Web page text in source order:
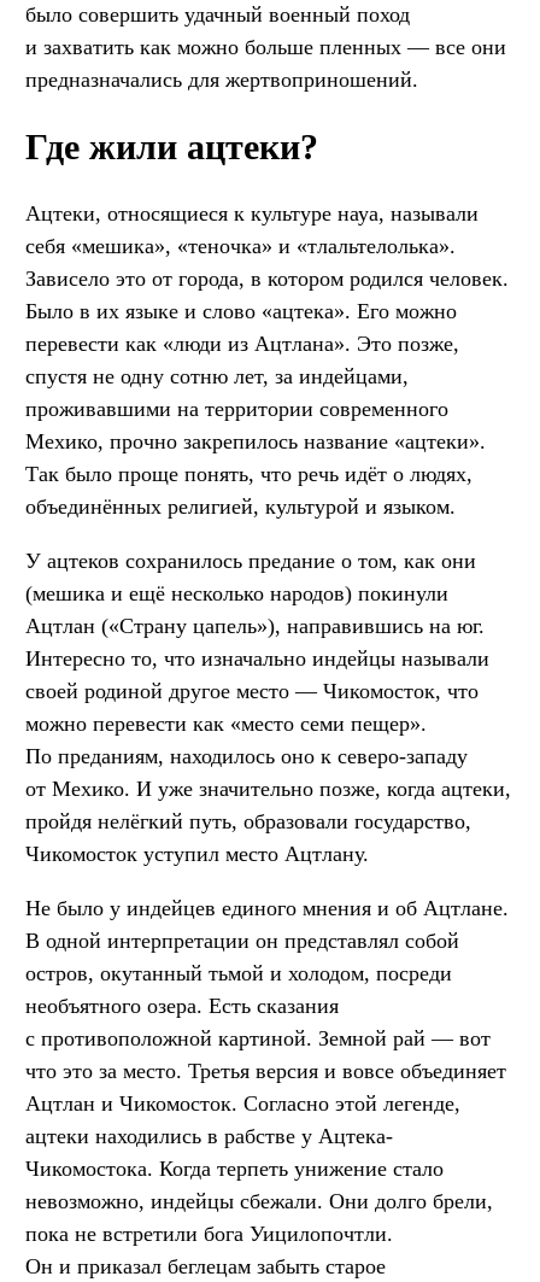
было совершить удачный военный поход
и захватить как можно больше пленных — все они
предназначались для жертвоприношений.
Где жили ацтеки?
Ацтеки, относящиеся к культуре науа, называли
себя «мешика», «теночка» и «тлальтелолька».
Зависело это от города, в котором родился человек.
Было в их языке и слово «ацтека». Его можно
перевести как «люди из Ацтлана». Это позже,
спустя не одну сотню лет, за индейцами,
проживавшими на территории современного
Мехико, прочно закрепилось название «ацтеки».
Так было проще понять, что речь идёт о людях,
объединённых религией, культурой и языком.
У ацтеков сохранилось предание о том, как они
(мешика и ещё несколько народов) покинули
Ацтлан («Страну цапель»), направившись на юг.
Интересно то, что изначально индейцы называли
своей родиной другое место — Чикомосток, что
можно перевести как «место семи пещер».
По преданиям, находилось оно к северо-западу
от Мехико. И уже значительно позже, когда ацтеки,
пройдя нелёгкий путь, образовали государство,
Чикомосток уступил место Ацтлану.
Не было у индейцев единого мнения и об Ацтлане.
В одной интерпретации он представлял собой
остров, окутанный тьмой и холодом, посреди
необъятного озера. Есть сказания
с противоположной картиной. Земной рай — вот
что это за место. Третья версия и вовсе объединяет
Ацтлан и Чикомосток. Согласно этой легенде,
ацтеки находились в рабстве у Ацтека-
Чикомостока. Когда терпеть унижение стало
невозможно, индейцы сбежали. Они долго брели,
пока не встретили бога Уицилопочтли.
Он и приказал беглецам забыть старое